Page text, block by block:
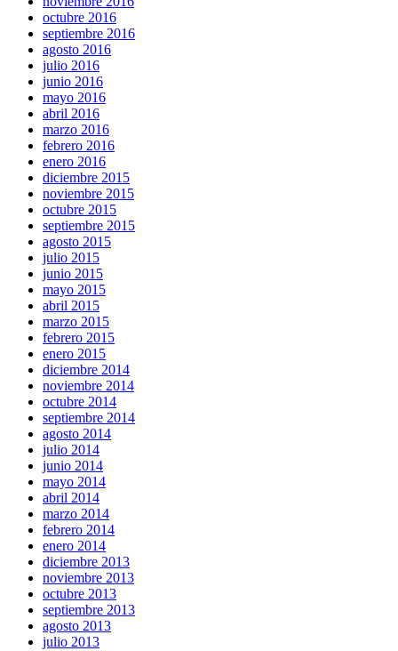
octubre 2016
septiembre 2016
agosto 2016
julio 2016
junio 2016
mayo 2016
abril 2016
marzo 2016
febrero 2016
enero 2016
diciembre 2015
noviembre 2015
octubre 2015
septiembre 2015
agosto 2015
julio 2015
junio 2015
mayo 2015
abril 2015
marzo 2015
febrero 2015
enero 2015
diciembre 2014
noviembre 2014
octubre 2014
septiembre 2014
agosto 2014
julio 2014
junio 2014
mayo 2014
abril 2014
marzo 2014
febrero 2014
enero 2014
diciembre 2013
noviembre 2013
octubre 2013
septiembre 2013
agosto 2013
julio 2013